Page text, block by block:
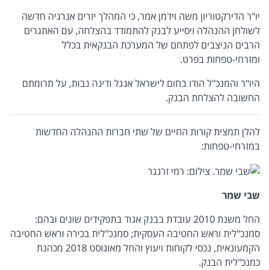
יו"ר הדירקטוריון משה וידמן אמר, כי המהלך יזרים אנרגיה חדשה
לשולחן ההנהלה ויסייע לבנק להתמודד בהצלחה, עם האתגרים
הרבים הניצבים לפתחם של המערכת הבנקאית בכלל
ומזרחי-טפחות בפרט.
היו"ר והמנכ"ל הודו בחום לישראל אנגל ודינה נבות, על תרומתם
החשובה להצלחת הבנק.
להלן תמצית קורות החיים של שתי חברות ההנהלה החדשות
במזרחי-טפחות:
שבי שמר
החל משנת 2010 עובדת בבנק אגוד בתפקידים שונים ובהם:
סמנכ"לית וראש החטיבה העסקית; סמנכ"לית בכירה וראש החטיבה
הקמעונאית, נכסי לקוחות ויעוץ והחל מאוגוסט 2018 מכהנת
כמנכ"לית הבנק.